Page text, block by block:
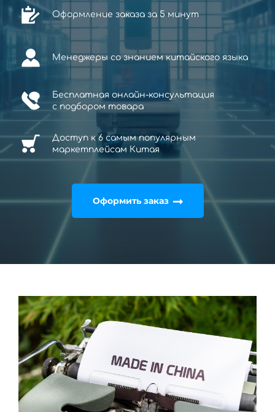
Оформление заказа за 5 минут
Менеджеры со знанием китайского языка
Бесплатная онлайн-консультация
с подбором товара
Доступ к 6 самым популярным
маркетплейсам Китая
Оформить заказ